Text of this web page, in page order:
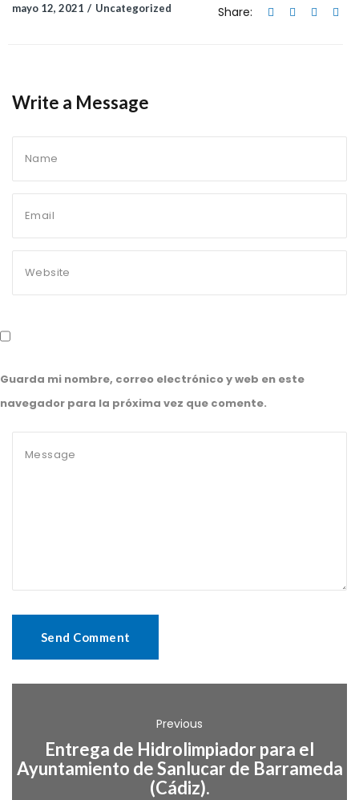
mayo 12, 2021 Uncategorized Share:
Write a Message
Guarda mi nombre, correo electrónico y web en este
navegador para la próxima vez que comente.
Previous
Entrega de Hidrolimpiador para el
Ayuntamiento de Sanlucar de Barrameda
(Cádiz).